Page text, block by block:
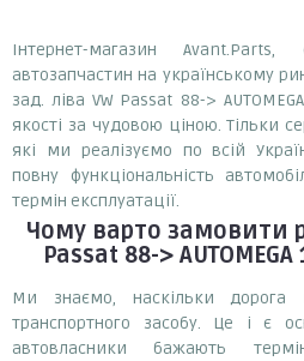
Інтернет-магазин
автозапчастин на українському
зад. ліва VW Passat 88->
якості за чудовою ціною. Тільки
які ми реалізуємо по всій
повну функціональність
термін експлуатації.
Чому варто замовити
Passat 88->
Ми знаємо, наскільки дорога
транспортного засобу. Це і є
автовласники бажають